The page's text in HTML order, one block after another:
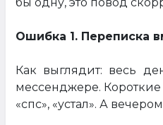
бы одну, это повод
Ошибка 1. Переписка
Как выглядит: весь
мессенджере.
«спс», «устал». А